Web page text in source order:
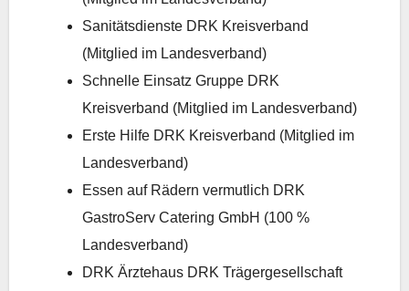
Sanitätsdienste DRK Kreisverband
(Mitglied im Landesverband)
Schnelle Einsatz Gruppe DRK
Kreisverband (Mitglied im Landesverband)
Erste Hilfe DRK Kreisverband (Mitglied im
Landesverband)
Essen auf Rädern vermutlich DRK
GastroServ Catering GmbH (100 %
Landesverband)
DRK Ärztehaus DRK Trägergesellschaft